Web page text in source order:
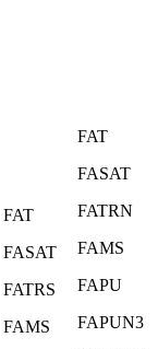
FAT
FASAT
FATRS
FAMS
FAT
FASAT
FATRN
FAMS
FAPU
FAPUN3